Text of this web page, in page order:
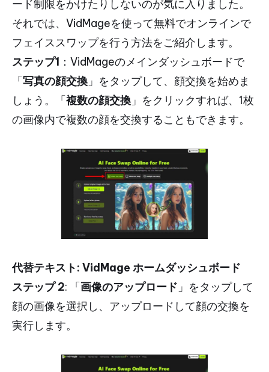
ード制限をかけたりしないのが気に入りました。
それでは、VidMageを使って無料でオンラインで
フェイススワップを行う方法をご紹介します。
ステップ1 ：VidMageのメインダッシュボードで
「写真の顔交換 」をタップして、顔交換を始めま
しょう。「複数の顔交換 」をクリックすれば、1枚
の画像内で複数の顔を交換することもできます。
代替テキスト: VidMage ホームダッシュボード
ステップ 2: 「画像のアップロード 」をタップして
顔の画像を選択し、アップロードして顔の交換を
実行します。